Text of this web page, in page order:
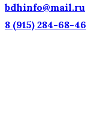
bdhinfo@mail.ru
8 (915) 284-68-46